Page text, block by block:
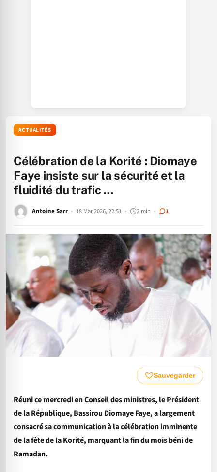
ACTUALITÉS
Célébration de la Korité : Diomaye
Faye insiste sur la sécurité et la
fluidité du trafic …
Antoine Sarr 18 Mar 2026, 22:51 2 min 1
Sauvegarder
Réuni ce mercredi en Conseil des ministres, le Président
de la République, Bassirou Diomaye Faye, a largement
consacré sa communication à la célébration imminente
de la fête de la Korité, marquant la fin du mois béni de
Ramadan.